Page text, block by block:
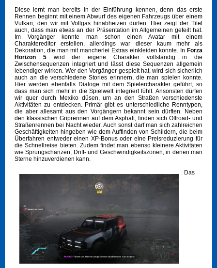
Diese lernt man bereits in der Einführung kennen, denn das erste
Rennen beginnt mit einem Abwurf des eigenen Fahrzeugs über einem
Vulkan, den wir mit Vollgas hinabheizen dürfen. Hier zeigt der Titel
auch, dass man etwas an der Präsentation im Allgemeinen gefeilt hat.
Im Vorgänger konnte man schon einen Avatar mit einem
Charaktereditor erstellen, allerdings war dieser kaum mehr als
Dekoration, die man mit mancherlei Extras einkleiden konnte. In Forza
Horizon 5wird der eigene Charakter vollständig in die
Zwischensequenzen integriert und lässt diese Sequenzen allgemein
lebendiger wirken. Wer den Vorgänger gespielt hat, wird sich sicherlich
auch an die verschiedene Stories erinnern, die man spielen konnte.
Hier werden ebenfalls Dialoge mit dem Spielercharakter geführt, so
dass man sich mehr in die Spielwelt integriert fühlt. Ansonsten dürfen
wir quer durch Mexiko düsen, um an den Straßen verschiedenste
Aktivitäten zu entdecken. Primär gibt es unterschiedliche Renntypen,
die aber allesamt aus den Vorgängern bekannt sein dürften. Neben
den klassischen Griprennen auf dem Asphalt, finden sich Offroad- und
Straßenrennen bei Nacht wieder. Auch sonst darf man sich zahlreichen
Geschäftigkeiten hingeben wie dem Auffinden von Schildern, die beim
Überfahren entweder einen XP-Bonus oder eine Preisreduzierung für
die Schnellreise bieten. Zudem findet man ebenso kleinere Aktivitäten
wie Sprungschanzen, Drift- und Geschwindigkeitszonen, in denen man
Sterne hinzuverdienen kann.
Das